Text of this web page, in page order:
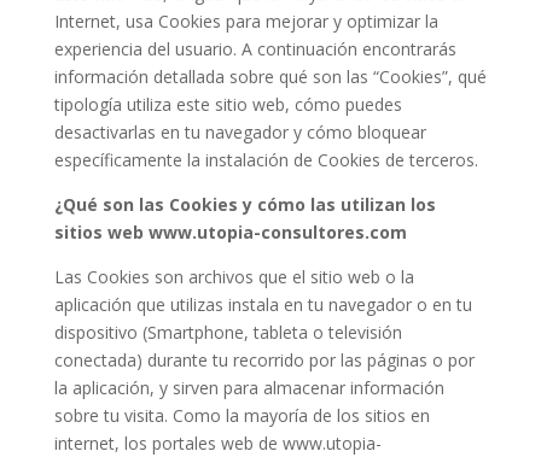
Internet, usa Cookies para mejorar y optimizar la
experiencia del usuario. A continuación encontrarás
información detallada sobre qué son las “Cookies”, qué
tipología utiliza este sitio web, cómo puedes
desactivarlas en tu navegador y cómo bloquear
específicamente la instalación de Cookies de terceros.
¿Qué son las Cookies y cómo las utilizan los
sitios web www.utopia-consultores.com
Las Cookies son archivos que el sitio web o la
aplicación que utilizas instala en tu navegador o en tu
dispositivo (Smartphone, tableta o televisión
conectada) durante tu recorrido por las páginas o por
la aplicación, y sirven para almacenar información
sobre tu visita. Como la mayoría de los sitios en
internet, los portales web de www.utopia-